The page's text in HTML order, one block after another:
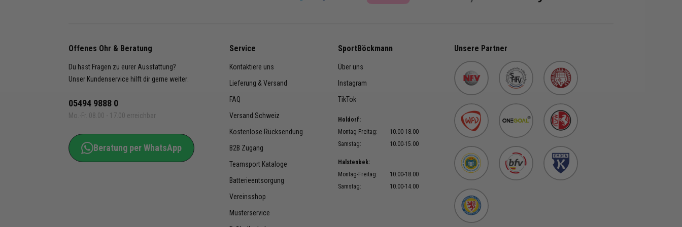
DR0968-100
Offenes Ohr & Beratung
Du hast Fragen zu eurer Ausstattung?
Unser Kundenservice hilft dir gerne weiter:
05494 9888 0
Mo.-Fr. 08.00 - 17.00 erreichbar
Beratung per WhatsApp
Service
Kontaktiere uns
Lieferung & Versand
FAQ
Versand Schweiz
Kostenlose Rücksendung
B2B Zugang
Teamsport Kataloge
Batterieentsorgung
Vereinsshop
Musterservice
SportBöckmann
Über uns
Instagram
TikTok
Holdorf:
Montag-Freitag:
10.00-18.00
Samstag:
10.00-15.00
Halstenbek:
Montag-Freitag:
10.00-18.00
Samstag:
10.00-14.00
Unsere Partner